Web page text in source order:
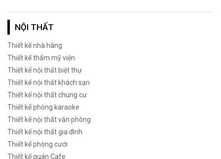
NỘI THẤT
Thiết kế nhà hàng
Thiết kế thẩm mỹ viện
Thiết kế nội thất biệt thự
Thiết kế nội thất khách sạn
Thiết kế nội thất chung cư
Thiết kế phòng karaoke
Thiết kế nội thất văn phòng
Thiết kế nội thất gia đình
Thiết kế phòng cưới
Thiết kế quán Cafe